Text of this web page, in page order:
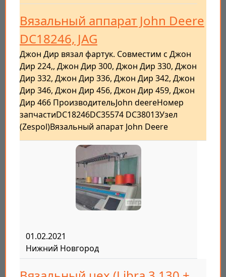
Вязальный аппарат John Deere
DC18246, JAG
Джон Дир вязал фартук. Совместим с Джон
Дир 224,, Джон Дир 300, Джон Дир 330, Джон
Дир 332, Джон Дир 336, Джон Дир 342, Джон
Дир 346, Джон Дир 456, Джон Дир 459, Джон
Дир 466 ПроизводительJohn deereНомер
запчастиDC18246DC35574 DC38013Узел
(Zespol)Вязальный апарат John Deere
01.02.2021
Нижний Новгород